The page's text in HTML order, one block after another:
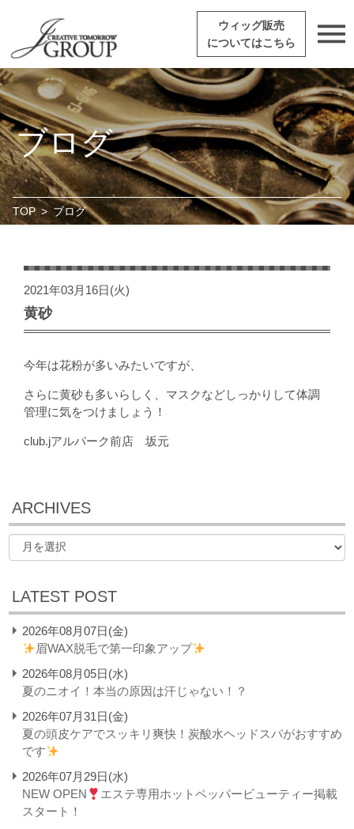
ウィッグ販売
についてはこちら
ブログ
TOP > ブログ
2021年03月16日(火)
黄砂
今年は花粉が多いみたいですが、
さらに黄砂も多いらしく、マスクなどしっかりして体調
管理に気をつけましょう！
club.jアルパーク前店 坂元
ARCHIVES
LATEST POST
2026年08月07日(金)
眉WAX脱毛で第一印象アップ
2026年08月05日(水)
夏のニオイ！本当の原因は汗じゃない！？
2026年07月31日(金)
夏の頭皮ケアでスッキリ爽快！炭酸水ヘッドスパがおすすめ
です
2026年07月29日(水)
NEW OPEN
エステ専用ホットペッパービューティー掲載
スタート！